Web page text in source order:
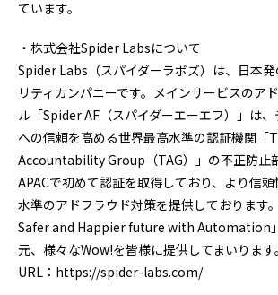
ています。
・株式会社Spider Labsについて
Spider Labs（スパイダーラボズ）は、日本
リティカンパニーです。メインサービスのア
ル「Spider AF（スパイダーエーエフ）」は
への信頼を高める世界最高水準の認証機関
Accountability Group（TAG）」の不正防止
APACで初めて認証を取得しており、より信
水準のアドフラウド対策を提供しております
Safer and Happier future with Automation
元、様々なWow!を皆様に提供してまいります
URL：https://spider-labs.com/